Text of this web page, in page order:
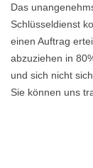
Das
Schlüsseldienst
einen Auftrag
abzuziehen in
und sich nicht
Sie können uns